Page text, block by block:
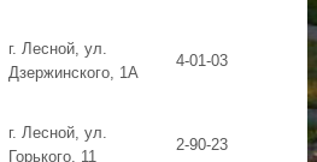
г. Лесной, ул.
Дзержинского, 1А
4-01-03
г. Лесной, ул.
Горького, 11
2-90-23